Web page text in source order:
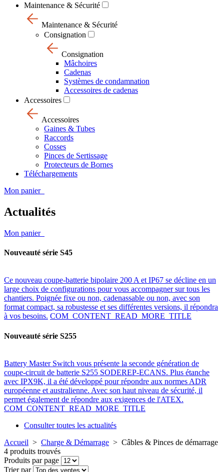
Maintenance & Sécurité
Maintenance & Sécurité
Consignation
Consignation
Mâchoires
Cadenas
Systèmes de condamnation
Accessoires de cadenas
Accessoires
Accessoires
Gaines & Tubes
Raccords
Cosses
Pinces de Sertissage
Protecteurs de Bornes
Téléchargements
Mon panier
Actualités
Mon panier
Nouveauté série S45
Ce nouveau coupe-batterie bipolaire 200 A et IP67 se décline en un
large choix de configurations pour vous accompagner sur tous les
chantiers. Poignée fixe ou non, cadenassable ou non, avec son
format compact, sa robustesse et ses différentes versions, il répondra
à vos besoins. COM_CONTENT_READ_MORE_TITLE
Nouveauté série S255
Battery Master Switch vous présente la seconde génération de
coupe-circuit de batterie S255 SODEREP-ECANS. Plus étanche
avec IPX9K, il a été développé pour répondre aux normes ADR
européenne et australienne. Avec son haut niveau de sécurité, il
permet également de répondre aux exigences de l'ATEX.
COM_CONTENT_READ_MORE_TITLE
Consulter toutes les actualités
Accueil > Charge & Démarrage > Câbles & Pinces de démarrage
4 produits trouvés
Produits par page
Trier par